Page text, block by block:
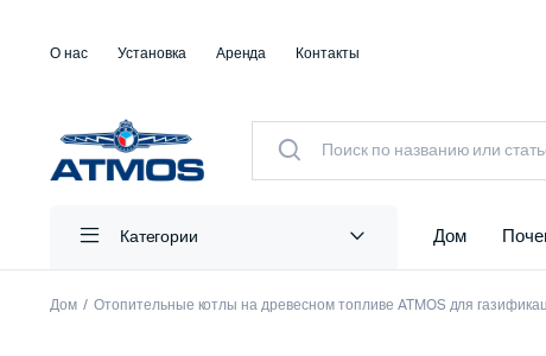
О нас Установка Аренда Контакты
Категории Дом
Дом Отопительные котлы на древесном топливе ATMOS для